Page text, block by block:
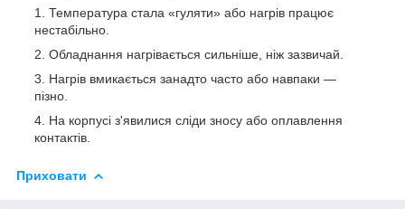
Температура стала «гуляти» або нагрів працює
нестабільно.
Обладнання нагрівається сильніше, ніж зазвичай.
Нагрів вмикається занадто часто або навпаки —
пізно.
На корпусі з'явилися сліди зносу або оплавлення
контактів.
Приховати